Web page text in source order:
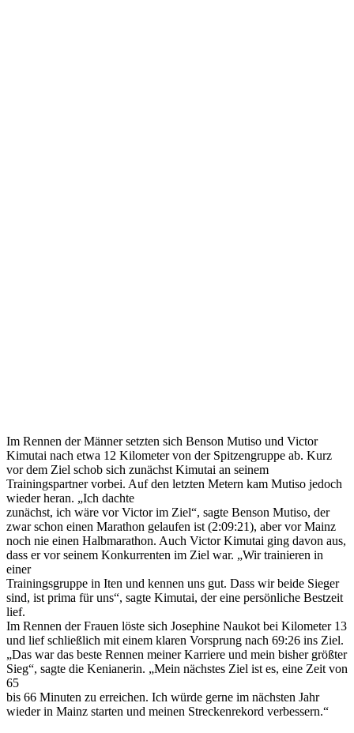
Im Rennen der Männer setzten sich Benson Mutiso und Victor
Kimutai nach etwa 12 Kilometer von der Spitzengruppe ab. Kurz
vor dem Ziel schob sich zunächst Kimutai an seinem
Trainingspartner vorbei. Auf den letzten Metern kam Mutiso jedoch
wieder heran. „Ich dachte
zunächst, ich wäre vor Victor im Ziel“, sagte Benson Mutiso, der
zwar schon einen Marathon gelaufen ist (2:09:21), aber vor Mainz
noch nie einen Halbmarathon. Auch Victor Kimutai ging davon aus,
dass er vor seinem Konkurrenten im Ziel war. „Wir trainieren in
einer
Trainingsgruppe in Iten und kennen uns gut. Dass wir beide Sieger
sind, ist prima für uns“, sagte Kimutai, der eine persönliche Bestzeit
lief.
Im Rennen der Frauen löste sich Josephine Naukot bei Kilometer 13
und lief schließlich mit einem klaren Vorsprung nach 69:26 ins Ziel.
„Das war das beste Rennen meiner Karriere und mein bisher größter
Sieg“, sagte die Kenianerin. „Mein nächstes Ziel ist es, eine Zeit von
65
bis 66 Minuten zu erreichen. Ich würde gerne im nächsten Jahr
wieder in Mainz starten und meinen Streckenrekord verbessern.“